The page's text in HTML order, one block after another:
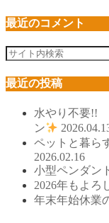
最近のコメント
最近の投稿
水やり不要!!
ン
ペットと暮ら
2026.02.16
小型ペンダン
2026年もよろ
年末年始休業